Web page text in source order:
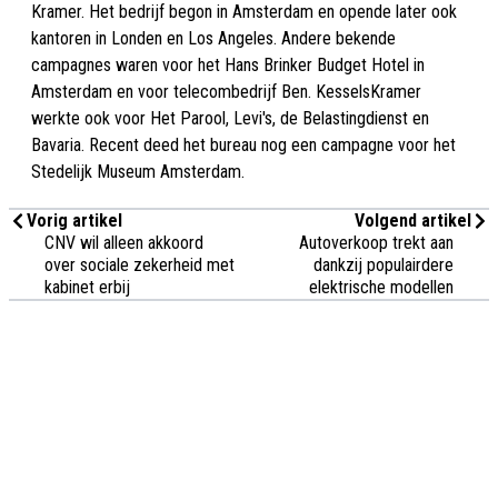
Kramer. Het bedrijf begon in Amsterdam en opende later ook
kantoren in Londen en Los Angeles. Andere bekende
campagnes waren voor het Hans Brinker Budget Hotel in
Amsterdam en voor telecombedrijf Ben. KesselsKramer
werkte ook voor Het Parool, Levi's, de Belastingdienst en
Bavaria. Recent deed het bureau nog een campagne voor het
Stedelijk Museum Amsterdam.
Vorig artikel
CNV wil alleen akkoord
over sociale zekerheid met
kabinet erbij
Volgend artikel
Autoverkoop trekt aan
dankzij populairdere
elektrische modellen